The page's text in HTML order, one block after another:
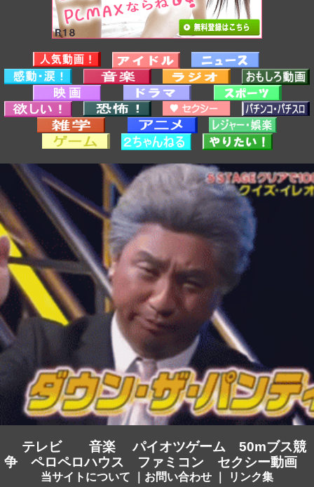
テレビ 音楽 パイオツゲーム
50mブス競
争
ペロペロハウス ファミコン セクシー動画
当サイトについて お問い合わせ リンク集